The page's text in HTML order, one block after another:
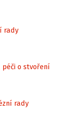
rady
péči o stvoření
rady